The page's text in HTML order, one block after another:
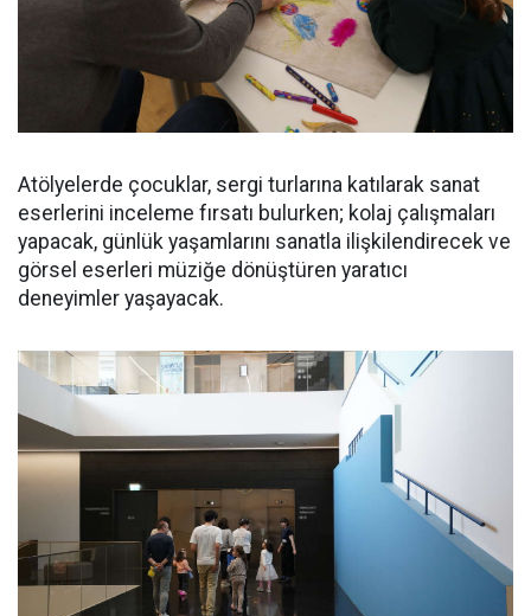
Atölyelerde çocuklar, sergi turlarına katılarak sanat
eserlerini inceleme fırsatı bulurken; kolaj çalışmaları
yapacak, günlük yaşamlarını sanatla ilişkilendirecek ve
görsel eserleri müziğe dönüştüren yaratıcı
deneyimler yaşayacak.